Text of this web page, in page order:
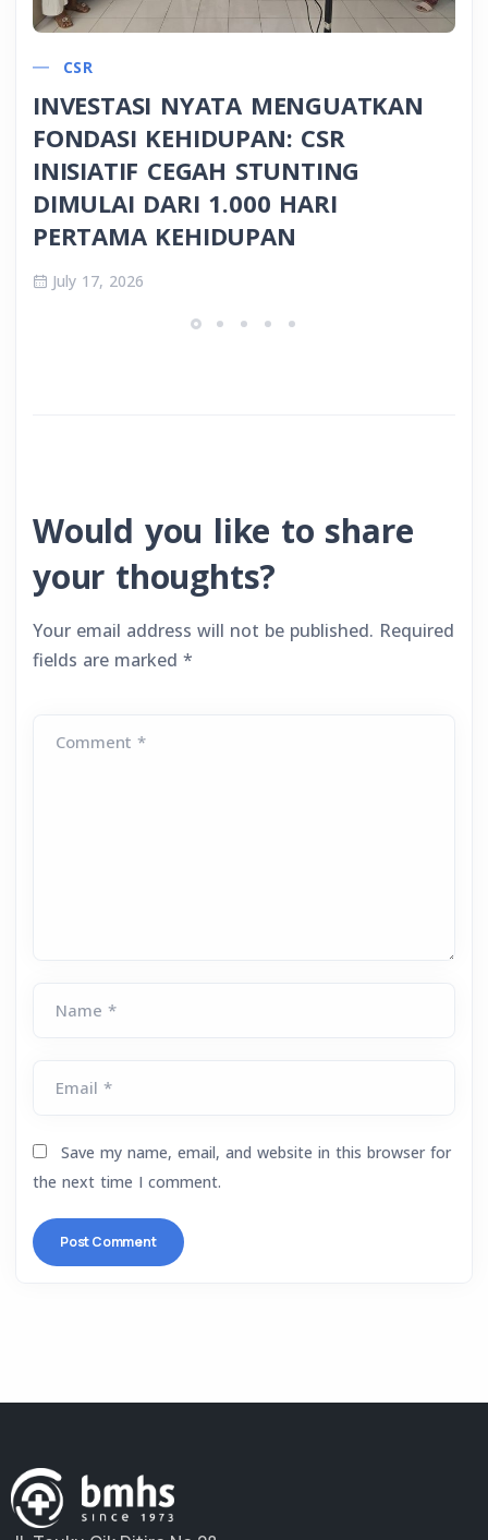
CSR
INVESTASI NYATA MENGUATKAN
FONDASI KEHIDUPAN: CSR
INISIATIF CEGAH STUNTING
DIMULAI DARI 1.000 HARI
PERTAMA KEHIDUPAN
July 17, 2026
Would you like to share
your thoughts?
Your email address will not be published. Required
fields are marked *
Comment *
Name *
Email *
Save my name, email, and website in this browser for
the next time I comment.